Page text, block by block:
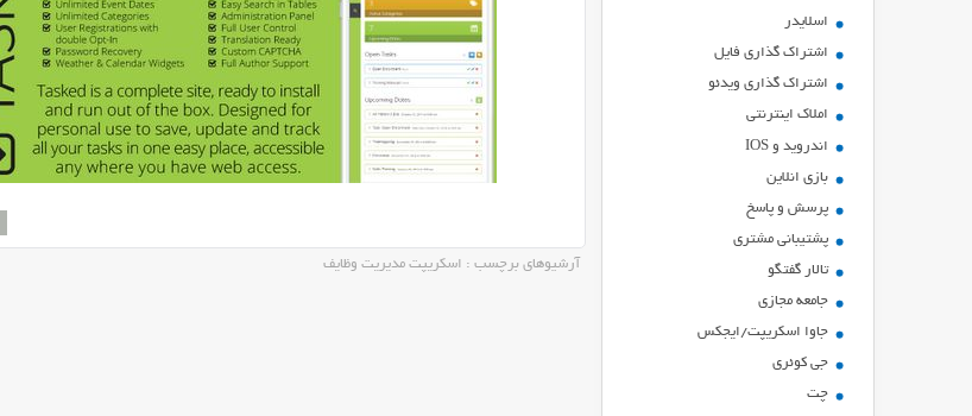
اسلایدر
اشتراك گذاري فايل
اشتراک گذاری ویدئو
املاک اینترنتی
اندروید و IOS
بازي انلاين
پرسش و پاسخ
پشتیبانی مشتری
تالار گفتگو
جامعه مجازی
جاوا اسکریپت/ایجکس
جی کوئری
چت
آرشیوهای برچسب : اسکريپت مديريت وظايف